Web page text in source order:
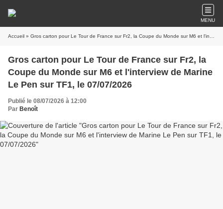
MENU
Accueil » Gros carton pour Le Tour de France sur Fr2, la Coupe du Monde sur M6 et l'interview de Marine Le Pen sur TF1, le 07/07/2026
Gros carton pour Le Tour de France sur Fr2, la
Coupe du Monde sur M6 et l'interview de Marine
Le Pen sur TF1, le 07/07/2026
Publié le 08/07/2026 à 12:00
Par Benoît